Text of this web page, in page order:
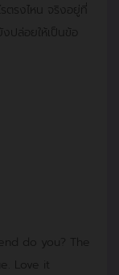
รตรงไหน จริงอยู่ที่
ล่อยให้เป็นข้อ
do you? The
Love it